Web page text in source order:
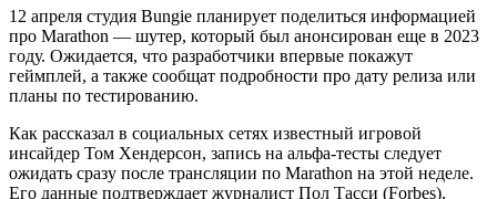
12 апреля студия Bungie планирует поделиться информацией
про Marathon — шутер, который был анонсирован еще в 2023
году. Ожидается, что разработчики впервые покажут
геймплей, а также сообщат подробности про дату релиза или
планы по тестированию.
Как рассказал в социальных сетях известный игровой
инсайдер Том Хендерсон, запись на альфа-тесты следует
ожидать сразу после трансляции по Marathon на этой неделе.
Его данные подтверждает журналист Пол Тасси (Forbes),